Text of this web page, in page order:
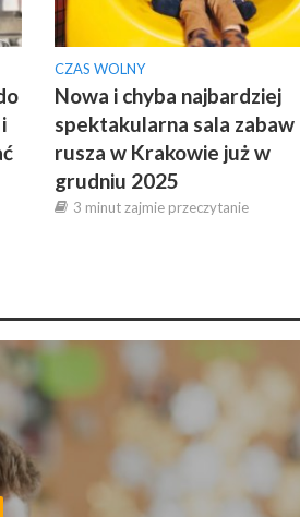
CZAS WOLNY
Nowa i chyba najbardziej
spektakularna sala zabaw
rusza w Krakowie już w
grudniu 2025
3 minut zajmie przeczytanie